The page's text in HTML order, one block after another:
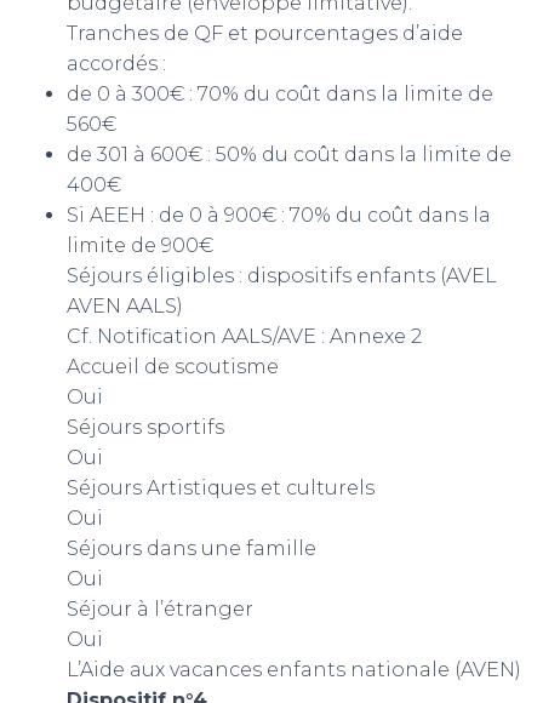
Tranches de QF et pourcentages d’aide
accordés :
de 0 à 300€ : 70% du coût dans la limite de
560€
de 301 à 600€ : 50% du coût dans la limite de
400€
Si AEEH : de 0 à 900€ : 70% du coût dans la
limite de 900€
Séjours éligibles : dispositifs enfants (AVEL
AVEN AALS)
Cf. Notification AALS/AVE : Annexe 2
Accueil de scoutisme
Oui
Séjours sportifs
Oui
Séjours Artistiques et culturels
Oui
Séjours dans une famille
Oui
Séjour à l’étranger
Oui
L’Aide aux vacances enfants nationale (AVEN)